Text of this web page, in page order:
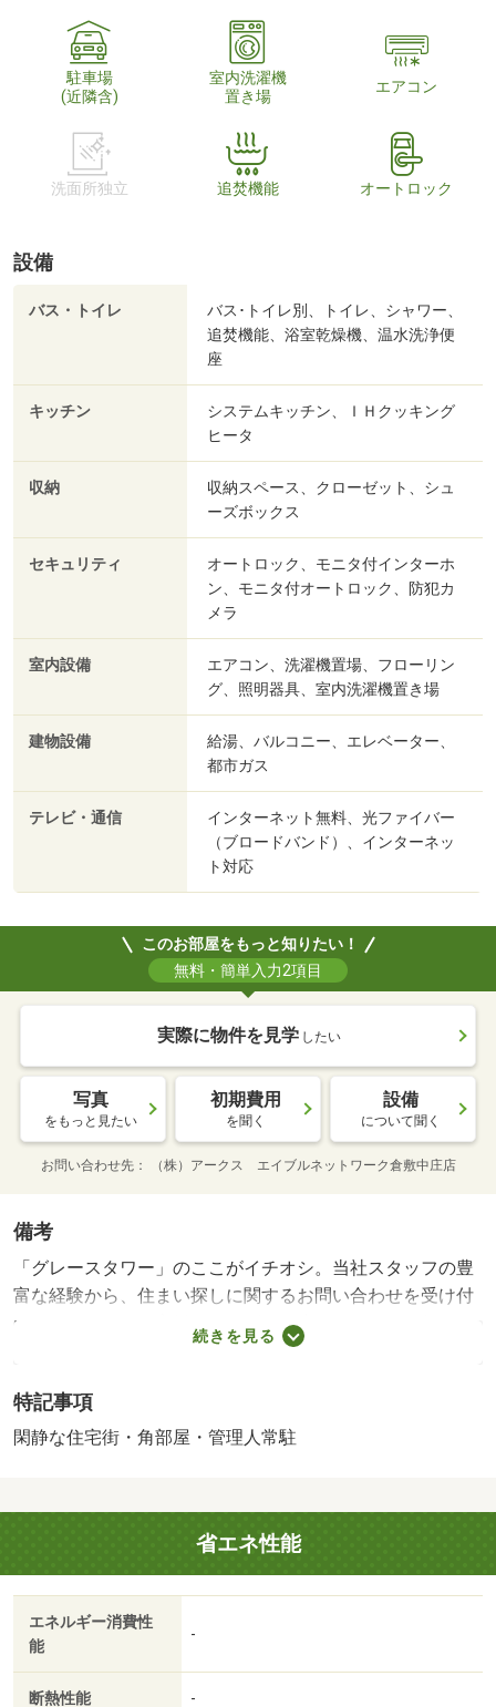
駐車場
(近隣含)
室内洗濯機
置き場
エアコン
洗面所独立 追焚機能 オートロック
設備
バス・トイレ
バス･トイレ別、トイレ、シャワー、
追焚機能、浴室乾燥機、温水洗浄便
座
キッチン
システムキッチン、ＩＨクッキング
ヒータ
収納
収納スペース、クローゼット、シュ
ーズボックス
セキュリティ
オートロック、モニタ付インターホ
ン、モニタ付オートロック、防犯カ
メラ
室内設備
エアコン、洗濯機置場、フローリン
グ、照明器具、室内洗濯機置き場
建物設備
給湯、バルコニー、エレベーター、
都市ガス
テレビ・通信
インターネット無料、光ファイバー
（ブロードバンド）、インターネッ
ト対応
このお部屋をもっと知りたい！
無料・簡単入力2項目
実際に物件を見学 したい
写真
をもっと見たい
初期費用
を聞く
設備
について聞く
お問い合わせ先 （株）アークス エイブルネットワーク倉敷中庄店
備考
「グレースタワー」のここがイチオシ。当社スタッフの豊
富な経験から、住まい探しに関するお問い合わせを受け付
けております。お客様のニーズにお応えできるよう努めて
参りますので、まずはお気軽にご連絡下さい。「グレース
かしたい時でもサッとと乾燥できる、浴室乾燥機を備え付
けております。エアコンの付いた物件なので、夏や梅雨の
す。住環境が整っているので、不便さをあまり感じない生
活が可能です。ぜひお気軽にご連絡下さい。・賃貸保証
等：加入要（保証料は内容により異なります。【例：保証
コース／連帯保証人有の場合】 保証料：月額賃料等×保
証料率 ４０％ ＋ 保証システム登録事務手数料：３，
３００ 円（税込・１ 回のみ）月次保証料：月額賃料等
続きを見る
特記事項
閑静な住宅街・角部屋・管理人常駐
省エネ性能
エネルギー消費性
能
-
断熱性能 -